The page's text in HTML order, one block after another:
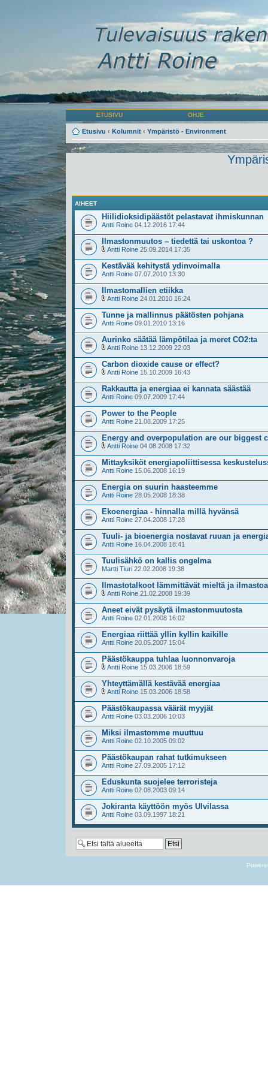
ETUSIVU OHJE
Etusivu ‹ Kolumnit ‹ Ympäristö - Environment
AIHEET
Hiilidioksidipäästöt pelastavat ihmiskunnan
Antti Roine 04.12.2016 17:44
Ilmastonmuutos – tiedettä tai uskontoa ?
Antti Roine 25.09.2014 17:35
Kestävää kehitystä ydinvoimalla
Antti Roine 07.07.2010 13:30
Ilmastomallien etiikka
Antti Roine 24.01.2010 16:24
Tunne ja mallinnus päätösten pohjana
Antti Roine 09.01.2010 13:16
Aurinko säätää lämpötilaa ja meret CO2:ta
Antti Roine 13.12.2009 22:03
Carbon dioxide cause or effect?
Antti Roine 15.10.2009 16:43
Rakkautta ja energiaa ei kannata säästää
Antti Roine 09.07.2009 17:44
Power to the People
Antti Roine 21.08.2009 17:25
Energy and overpopulation are our biggest
Antti Roine 04.08.2008 17:32
Mittayksiköt energiapoliittisessa
Antti Roine 15.06.2008 16:19
Energia on suurin haasteemme
Antti Roine 28.05.2008 18:38
Ekoenergiaa - hinnalla millä hyvänsä
Antti Roine 27.04.2008 17:28
Tuuli- ja bioenergia nostavat ruuan ja
Antti Roine 16.04.2008 18:41
Tuulisähkö on kallis ongelma
Martti Tiuri 22.02.2008 19:38
Ilmastotalkoot lämmittävät mieltä ja ilmastoa
Antti Roine 21.02.2008 19:39
Aneet eivät pysäytä ilmastonmuutosta
Antti Roine 02.01.2008 16:02
Energiaa riittää yllin kyllin kaikille
Antti Roine 20.05.2007 15:04
Päästökauppa tuhlaa luonnonvaroja
Antti Roine 15.03.2006 18:59
Yhteyttämällä kestävää energiaa
Antti Roine 15.03.2006 18:58
Päästökaupassa väärät myyjät
Antti Roine 03.03.2006 10:03
Miksi ilmastomme muuttuu
Antti Roine 02.10.2005 09:02
Päästökaupan rahat tutkimukseen
Antti Roine 27.09.2005 17:12
Eduskunta suojelee terroristeja
Antti Roine 02.08.2003 09:14
Jokiranta käyttöön myös Ulvilassa
Antti Roine 03.09.1997 18:21